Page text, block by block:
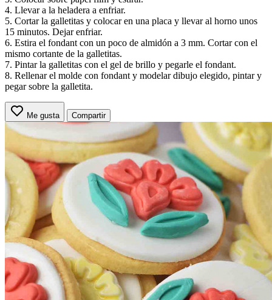
4. Llevar a la heladera a enfriar.
5. Cortar la galletitas y colocar en una placa y llevar al horno unos
15 minutos. Dejar enfriar.
6. Estira el fondant con un poco de almidón a 3 mm. Cortar con el
mismo cortante de la galletitas.
7. Pintar la galletitas con el gel de brillo y pegarle el fondant.
8. Rellenar el molde con fondant y modelar dibujo elegido, pintar y
pegar sobre la galletita.
Me gusta Compartir